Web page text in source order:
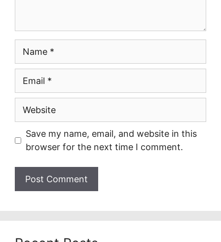
Name
Email
Website
Save my name, email, and website in this
browser for the next time I comment.